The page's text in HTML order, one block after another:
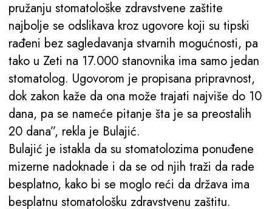
pružanju stomatološke zdravstvene zaštite
najbolje se odslikava kroz ugovore koji su tipski
rađeni bez sagledavanja stvarnih mogućnosti, pa
tako u Zeti na 17.000 stanovnika ima samo jedan
stomatolog. Ugovorom je propisana pripravnost,
dok zakon kaže da ona može trajati najviše do 10
dana, pa se nameće pitanje šta je sa preostalih
20 dana”, rekla je Bulajić.
Bulajić je istakla da su stomatolozima ponuđene
mizerne nadoknade i da se od njih traži da rade
besplatno, kako bi se moglo reći da država ima
besplatnu stomatološku zdravstvenu zaštitu.